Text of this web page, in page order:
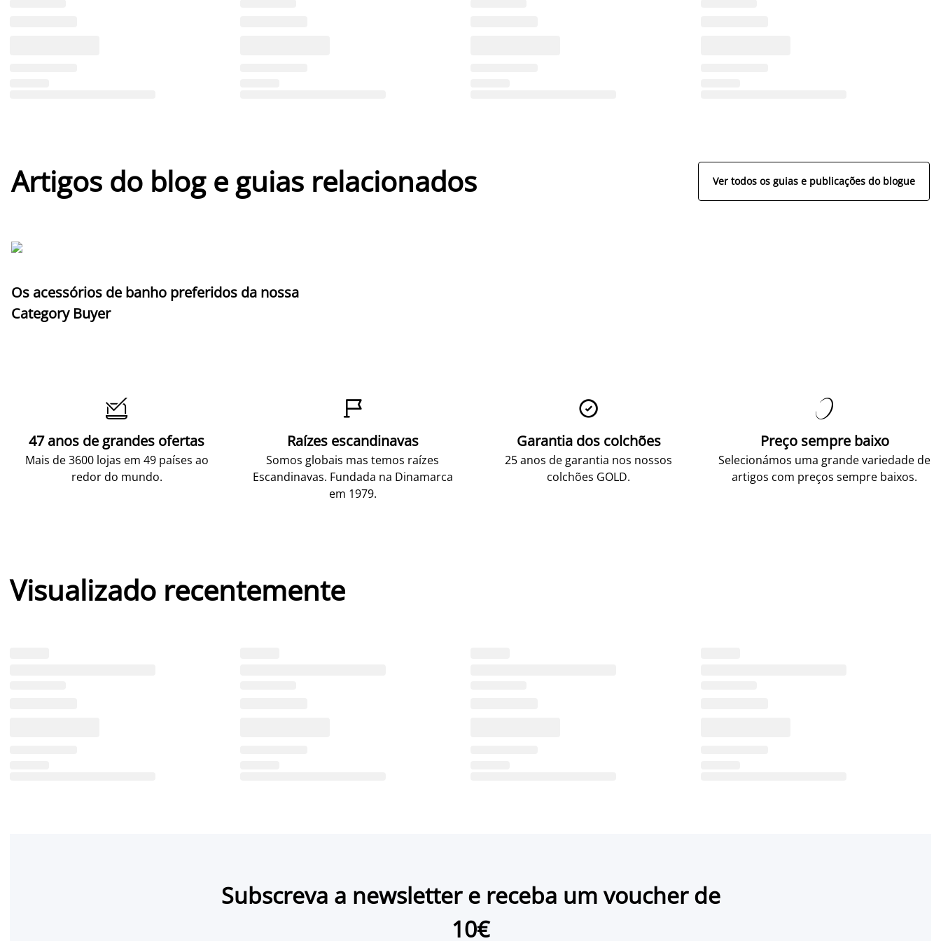
Artigos do blog e guias relacionados Ver todos os guias e publicações do blogue
Os acessórios de banho preferidos da nossa
Category Buyer

47 anos de grandes ofertas
Mais de 3600 lojas em 49 países ao
redor do mundo.

Raízes escandinavas
Somos globais mas temos raízes
Escandinavas. Fundada na Dinamarca
em 1979.

Garantia dos colchões
25 anos de garantia nos nossos
colchões GOLD.

Preço sempre baixo
Selecionámos uma grande variedade de
artigos com preços sempre baixos.
Visualizado recentemente
Subscreva a newsletter e receba um voucher de
10€